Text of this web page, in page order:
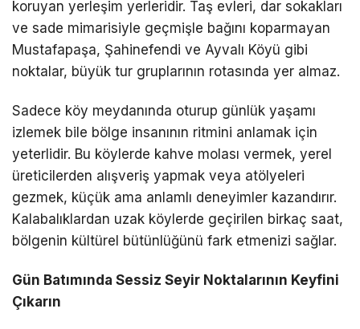
koruyan yerleşim yerleridir. Taş evleri, dar sokakları
ve sade mimarisiyle geçmişle bağını koparmayan
Mustafapaşa, Şahinefendi ve Ayvalı Köyü gibi
noktalar, büyük tur gruplarının rotasında yer almaz.
Sadece köy meydanında oturup günlük yaşamı
izlemek bile bölge insanının ritmini anlamak için
yeterlidir. Bu köylerde kahve molası vermek, yerel
üreticilerden alışveriş yapmak veya atölyeleri
gezmek, küçük ama anlamlı deneyimler kazandırır.
Kalabalıklardan uzak köylerde geçirilen birkaç saat,
bölgenin kültürel bütünlüğünü fark etmenizi sağlar.
Gün Batımında Sessiz Seyir Noktalarının Keyfini
Çıkarın